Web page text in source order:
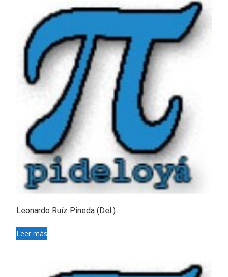
Leonardo Ruíz Pineda (Del.)
Leer más